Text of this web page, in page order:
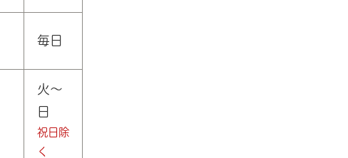
毎日
火～
日
祝日除
く